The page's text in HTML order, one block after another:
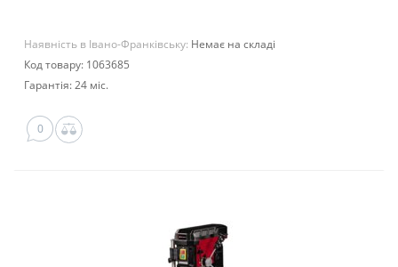
Наявність в Івано-Франківську: Немає на складі
Код товару: 1063685
Гарантія: 24 міс.
0